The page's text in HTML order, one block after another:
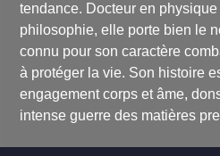
tendance. Docteur en
philosophie, elle porte bien le
connu pour son caractère
à protéger la vie. Son histoire
engagement corps et âme,
intense guerre des matières